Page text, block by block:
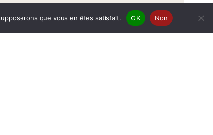
que vous en êtes satisfait. OK Non